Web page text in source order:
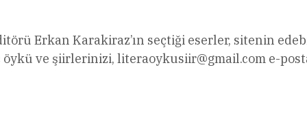
Erkan Karakiraz’ın seçtiği eserler, sitenin
öykü ve şiirlerinizi, literaoykusiir@gmail.come-